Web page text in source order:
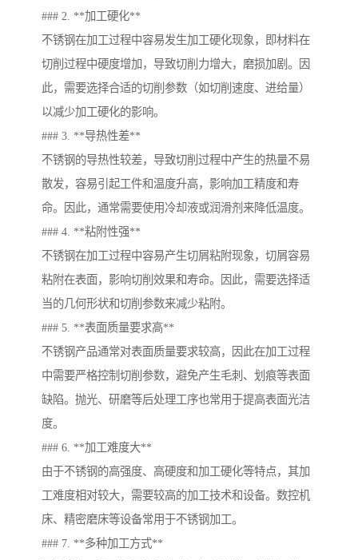
### 2. **加工硬化**
不锈钢在加工过程中容易发生加工硬化现象，即材料在
切削过程中硬度增加，导致切削力增大，磨损加剧。因
此，需要选择合适的切削参数（如切削速度、进给量）
以减少加工硬化的影响。
### 3. **导热性差**
不锈钢的导热性较差，导致切削过程中产生的热量不易
散发，容易引起工件和温度升高，影响加工精度和寿
命。因此，通常需要使用冷却液或润滑剂来降低温度。
### 4. **粘附性强**
不锈钢在加工过程中容易产生切屑粘附现象，切屑容易
粘附在表面，影响切削效果和寿命。因此，需要选择适
当的几何形状和切削参数来减少粘附。
### 5. **表面质量要求高**
不锈钢产品通常对表面质量要求较高，因此在加工过程
中需要严格控制切削参数，避免产生毛刺、划痕等表面
缺陷。抛光、研磨等后处理工序也常用于提高表面光洁
度。
### 6. **加工难度大**
由于不锈钢的高强度、高硬度和加工硬化等特点，其加
工难度相对较大，需要较高的加工技术和设备。数控机
床、精密磨床等设备常用于不锈钢加工。
### 7. **多种加工方式**